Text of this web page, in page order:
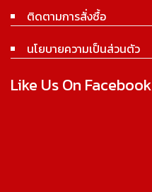
ติดตามการสั่งซื้อ
นโยบายความเป็นส่วนตัว
Like Us On Facebook